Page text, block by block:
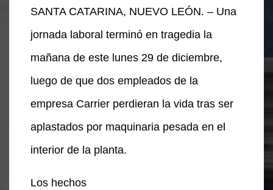
SANTA CATARINA, NUEVO LEÓN. – Una
jornada laboral terminó en tragedia la
mañana de este lunes 29 de diciembre,
luego de que dos empleados de la
empresa Carrier perdieran la vida tras ser
aplastados por maquinaria pesada en el
interior de la planta.
Los hechos